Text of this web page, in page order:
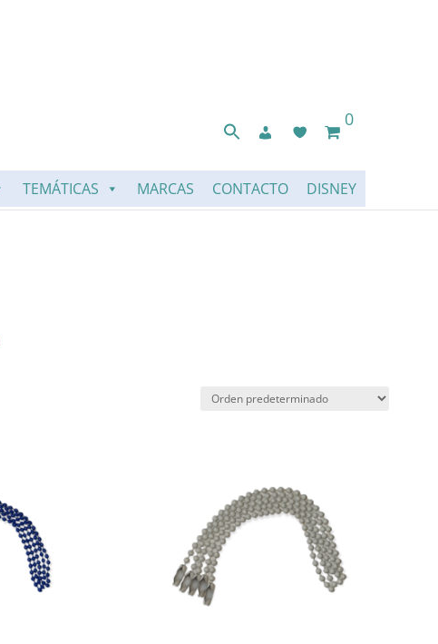
0
TEMÁTICAS MARCAS CONTACTO DISNEY